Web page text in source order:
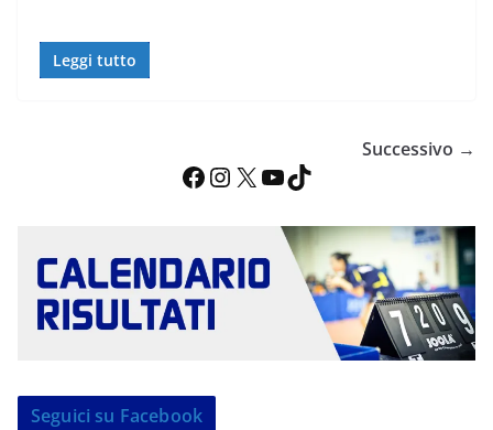
Leggi tutto
Successivo →
Facebook InstagramX YouTube TikTok
Seguici su Facebook